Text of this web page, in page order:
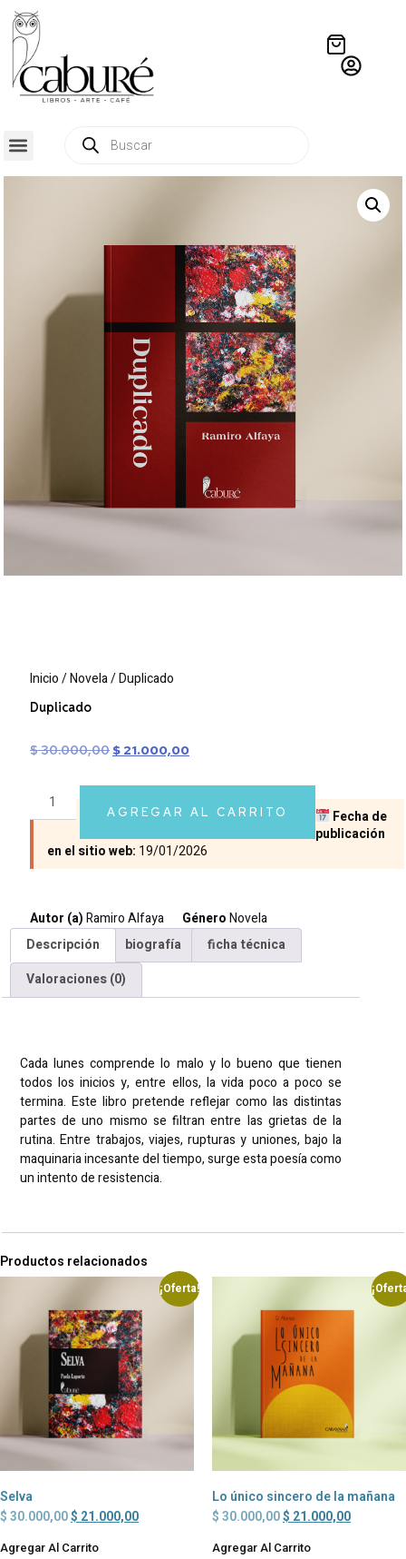
Inicio/Novela/ Duplicado
Duplicado
$30.000,00 $ 21.000,00
AGREGAR AL CARRITO
Fecha de
publicación
en el sitio web: 19/01/2026
Autor (a)Ramiro Alfaya GéneroNovela
Descripción
biografía
ficha técnica
Valoraciones (0)
Cada lunes comprende lo malo y lo bueno que tienen
todos los inicios y, entre ellos, la vida poco a poco se
termina. Este libro pretende reflejar como las distintas
partes de uno mismo se filtran entre las grietas de la
rutina. Entre trabajos, viajes, rupturas y uniones, bajo la
maquinaria incesante del tiempo, surge esta poesía como
un intento de resistencia.
Productos relacionados
¡Oferta!
Selva
$ 30.000,00$ 21.000,00
Agregar Al Carrito
Lo único sincero de la mañana
$ 30.000,00$ 21.000,00
Agregar Al Carrito